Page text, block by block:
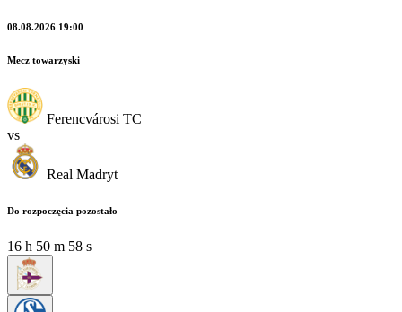
08.08.2026 19:00
Mecz towarzyski
Ferencvárosi TC
vs
Real Madryt
Do rozpoczęcia pozostało
16 h 50 m 57 s